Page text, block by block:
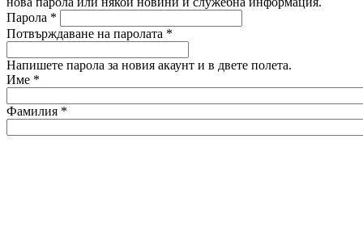
Парола *
Потвърждаване на паролата *
Напишете парола за новия акаунт и в двете полета.
Име *
Фамилия *